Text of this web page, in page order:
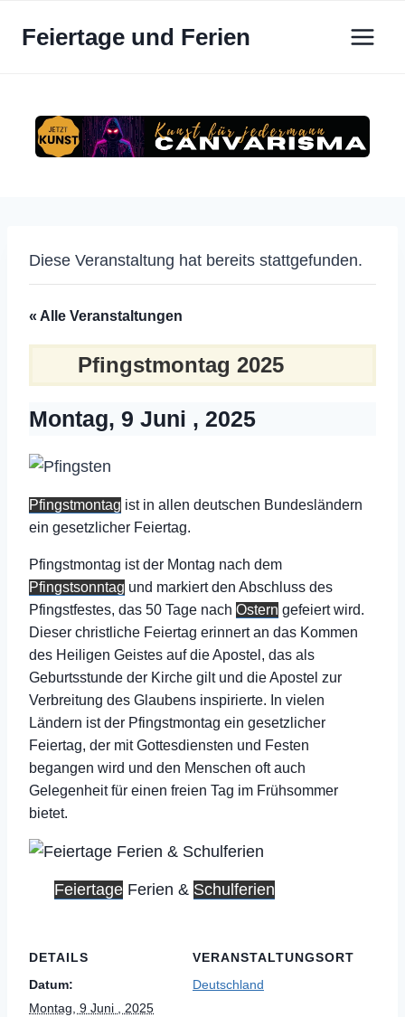
InhaltFeiertage und Ferien
Diese Veranstaltung hat bereits stattgefunden.
« Alle Veranstaltungen
Pfingstmontag 2025
Montag, 9 Juni , 2025
Pfingstmontag ist in allen deutschen Bundesländern
ein gesetzlicher Feiertag.
Pfingstmontag ist der Montag nach dem
Pfingstsonntag und markiert den Abschluss des
Pfingstfestes, das 50 Tage nach Ostern gefeiert wird.
Dieser christliche Feiertag erinnert an das Kommen
des Heiligen Geistes auf die Apostel, das als
Geburtsstunde der Kirche gilt und die Apostel zur
Verbreitung des Glaubens inspirierte. In vielen
Ländern ist der Pfingstmontag ein gesetzlicher
Feiertag, der mit Gottesdiensten und Festen
begangen wird und den Menschen oft auch
Gelegenheit für einen freien Tag im Frühsommer
bietet.
Feiertage Ferien & Schulferien
DETAILS
Datum:
Montag, 9 Juni , 2025
VERANSTALTUNGSORT
Deutschland